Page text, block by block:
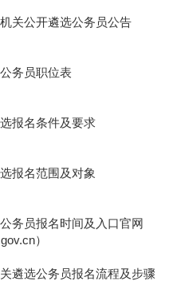
关公开遴选公务员公告
务员职位表
报名条件及要求
报名范围及对象
务员报名时间及入口官网
）
遴选公务员报名流程及步骤